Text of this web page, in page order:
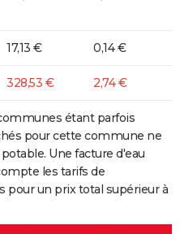
17,13 € 0,14 €
328,53 € 2,74 €
étant parfois
pour cette commune ne
Une facture d'eau
les tarifs de
pour un prix total supérieur à